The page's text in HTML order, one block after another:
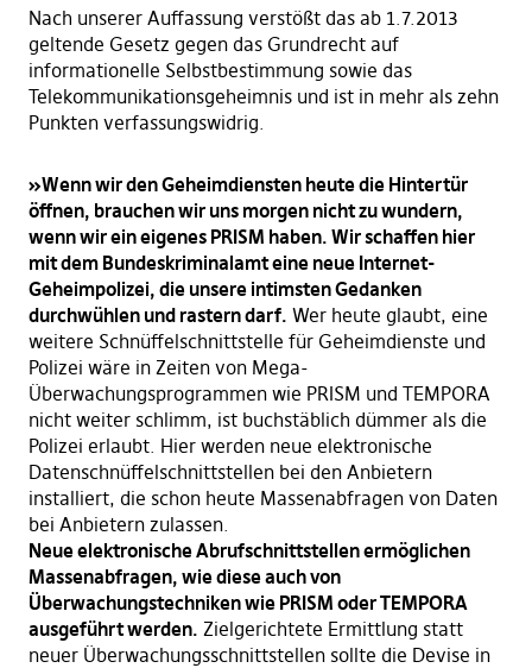
Nach unserer Auffassung verstößt das ab 1.7.2013
geltende Gesetz gegen das Grundrecht auf
informationelle Selbstbestimmung sowie das
Telekommunikationsgeheimnis und ist in mehr als zehn
Punkten verfassungswidrig.
»Wenn wir den Geheimdiensten heute die Hintertür
öffnen, brauchen wir uns morgen nicht zu wundern,
wenn wir ein eigenes PRISM haben. Wir schaffen hier
mit dem Bundeskriminalamt eine neue Internet-
Geheimpolizei, die unsere intimsten Gedanken
durchwühlen und rastern darf. Wer heute glaubt, eine
weitere Schnüffelschnittstelle für Geheimdienste und
Polizei wäre in Zeiten von Mega-
Überwachungsprogrammen wie PRISM und TEMPORA
nicht weiter schlimm, ist buchstäblich dümmer als die
Polizei erlaubt. Hier werden neue elektronische
Datenschnüffelschnittstellen bei den Anbietern
installiert, die schon heute Massenabfragen von Daten
bei Anbietern zulassen.
Neue elektronische Abrufschnittstellen ermöglichen
Massenabfragen, wie diese auch von
Überwachungstechniken wie PRISM oder TEMPORA
ausgeführt werden. Zielgerichtete Ermittlung statt
neuer Überwachungsschnittstellen sollte die Devise in